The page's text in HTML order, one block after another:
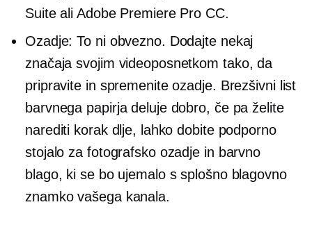
Suite ali Adobe Premiere Pro CC.
Ozadje: To ni obvezno. Dodajte nekaj
značaja svojim videoposnetkom tako, da
pripravite in spremenite ozadje. Brezšivni list
barvnega papirja deluje dobro, če pa želite
narediti korak dlje, lahko dobite podporno
stojalo za fotografsko ozadje in barvno
blago, ki se bo ujemalo s splošno blagovno
znamko vašega kanala.